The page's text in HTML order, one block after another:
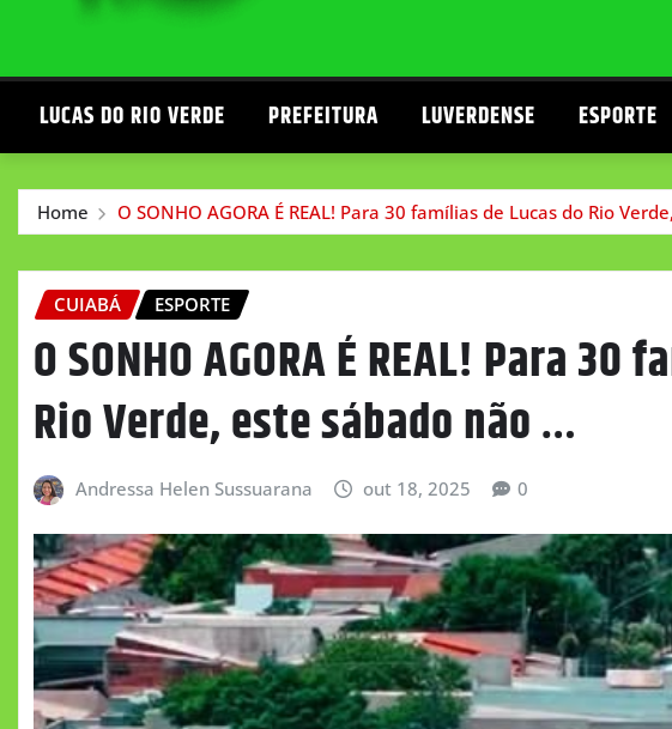
LUCAS DO RIO VERDE PREFEITURA LUVERDENSE ESPORTE
Home O SONHO AGORA É REAL! Para 30 famílias de Lucas do Rio
CUIABÁ ESPORTE
O SONHO AGORA É REAL! Para
Rio Verde, este sábado não …
Andressa Helen Sussuarana out 18, 2025 0